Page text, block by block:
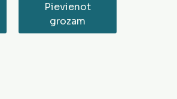
Pievienot
grozam